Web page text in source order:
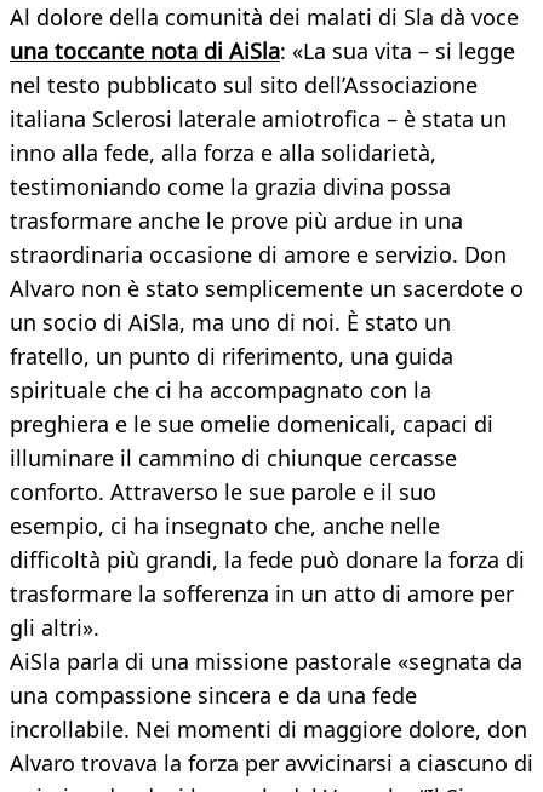
Al dolore della comunità dei malati di Sla dà voce
una toccante nota di AiSla: «La sua vita – si legge
nel testo pubblicato sul sito dell’Associazione
italiana Sclerosi laterale amiotrofica – è stata un
inno alla fede, alla forza e alla solidarietà,
testimoniando come la grazia divina possa
trasformare anche le prove più ardue in una
straordinaria occasione di amore e servizio. Don
Alvaro non è stato semplicemente un sacerdote o
un socio di AiSla, ma uno di noi. È stato un
fratello, un punto di riferimento, una guida
spirituale che ci ha accompagnato con la
preghiera e le sue omelie domenicali, capaci di
illuminare il cammino di chiunque cercasse
conforto. Attraverso le sue parole e il suo
esempio, ci ha insegnato che, anche nelle
difficoltà più grandi, la fede può donare la forza di
trasformare la sofferenza in un atto di amore per
gli altri».
AiSla parla di una missione pastorale «segnata da
una compassione sincera e da una fede
incrollabile. Nei momenti di maggiore dolore, don
Alvaro trovava la forza per avvicinarsi a ciascuno di